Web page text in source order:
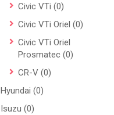
Civic VTi (0)
Civic VTi Oriel (0)
Civic VTi Oriel
Prosmatec (0)
CR-V (0)
Hyundai (0)
Isuzu (0)